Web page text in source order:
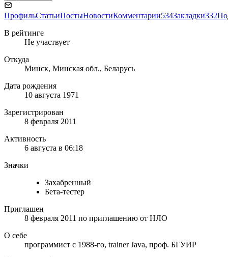
ПрофильСтатьиПостыНовостиКомментарии534Закладки332
В рейтинге
Не участвует
Откуда
Минск, Минская обл., Беларусь
Дата рождения
10 августа 1971
Зарегистрирован
8 февраля 2011
Активность
6 августа в 06:18
Значки
Захабренный
Бета-тестер
Приглашен
8 февраля 2011 по приглашению от НЛО
О себе
программист с 1988-го, trainer Java, проф. БГУИР